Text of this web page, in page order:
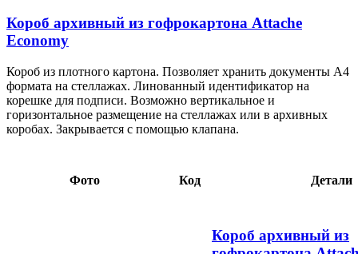
Короб архивный из гофрокартона Attache
Economy
Короб из плотного картона. Позволяет хранить документы А4
формата на стеллажах. Линованный идентификатор на
корешке для подписи. Возможно вертикальное и
горизонтальное размещение на стеллажах или в архивных
коробах. Закрывается с помощью клапана.
Фото Код Детали
Короб архивный из